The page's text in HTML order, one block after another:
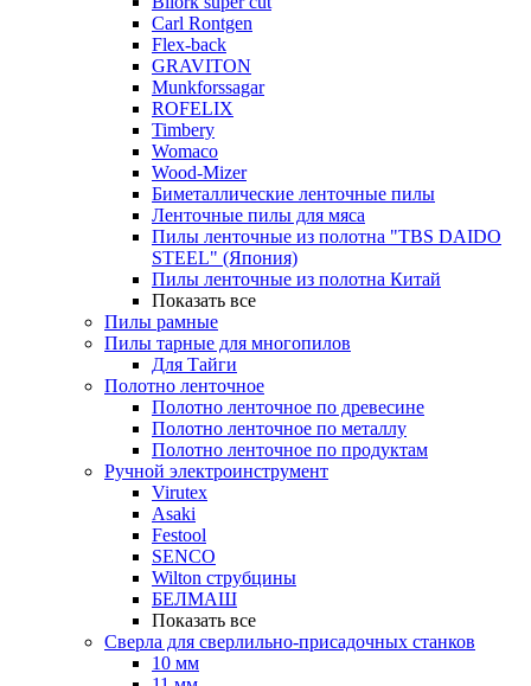
Carl Rontgen
Flex-back
GRAVITON
Munkforssagar
ROFELIX
Timbery
Womaco
Wood-Mizer
Биметаллические ленточные пилы
Ленточные пилы для мяса
Пилы ленточные из полотна "TBS DAIDO
STEEL" (Япония)
Пилы ленточные из полотна Китай
Показать все
Пилы рамные
Пилы тарные для многопилов
Для Тайги
Полотно ленточное
Полотно ленточное по древесине
Полотно ленточное по металлу
Полотно ленточное по продуктам
Ручной электроинструмент
Virutex
Asaki
Festool
SENCO
Wilton струбцины
БЕЛМАШ
Показать все
Сверла для сверлильно-присадочных станков
10 мм